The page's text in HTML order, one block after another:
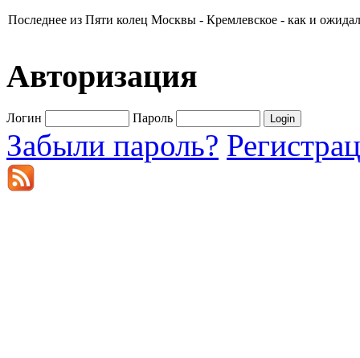
Последнее из Пяти колец Москвы - Кремлевское - как и
Авторизация
Логин Пароль
Забыли пароль?